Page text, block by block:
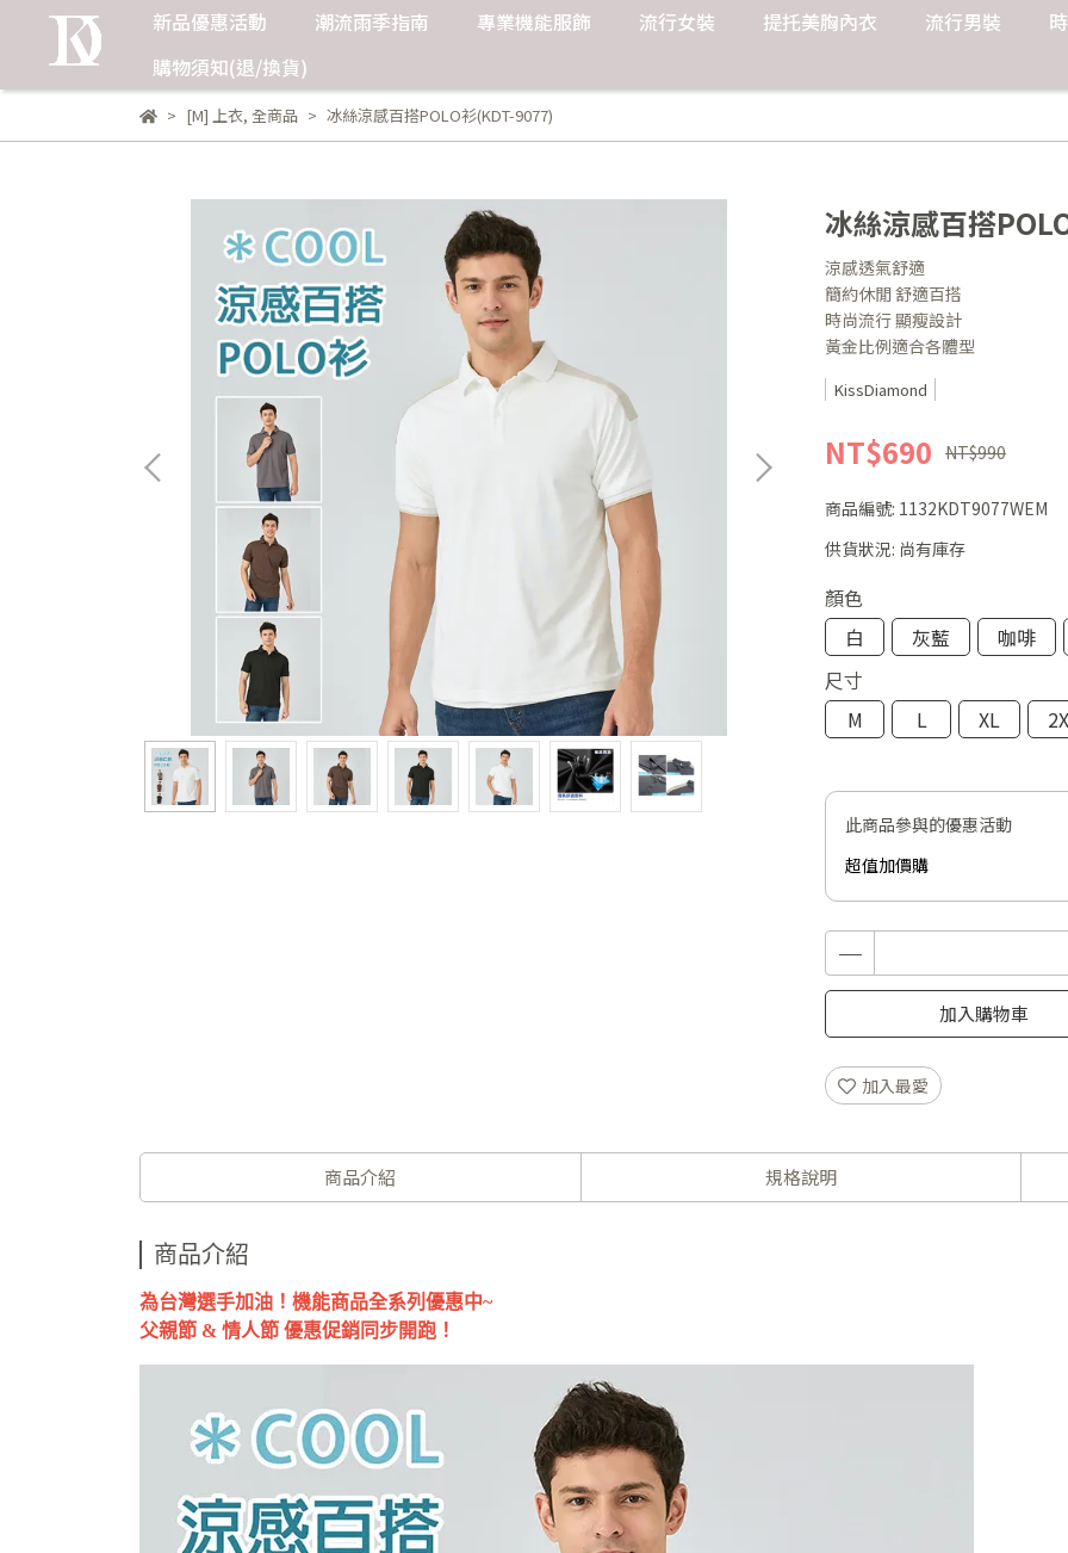
新品優惠活動 潮流雨季指南 專業機能服飾 流行女裝 提托美胸內衣 流行男裝
購物須知(退/換貨)
[M] 上衣, 全商品 冰絲涼感百搭POLO衫(KDT-9077)
冰絲涼感百搭
涼感透氣舒適
簡約休閒 舒適百搭
時尚流行 顯瘦設計
黃金比例適合各體型
KissDiamond
NT$690 NT$990
商品編號: 1132KDT9077WEM
供貨狀況: 尚有庫存
顏色
白
灰藍
咖啡
尺寸
M
L XL
此商品參與的優惠活動
超值加價購
加入購物車
加入最愛
商品介紹 規格說明
商品介紹
為台灣選手加油！機能商品全系列優惠中~
父親節 & 情人節 優惠促銷同步開跑！